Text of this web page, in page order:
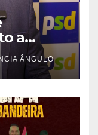
a
PSD
São
ÂNGULO